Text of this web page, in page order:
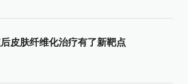
皮肤纤维化治疗有了新靶点